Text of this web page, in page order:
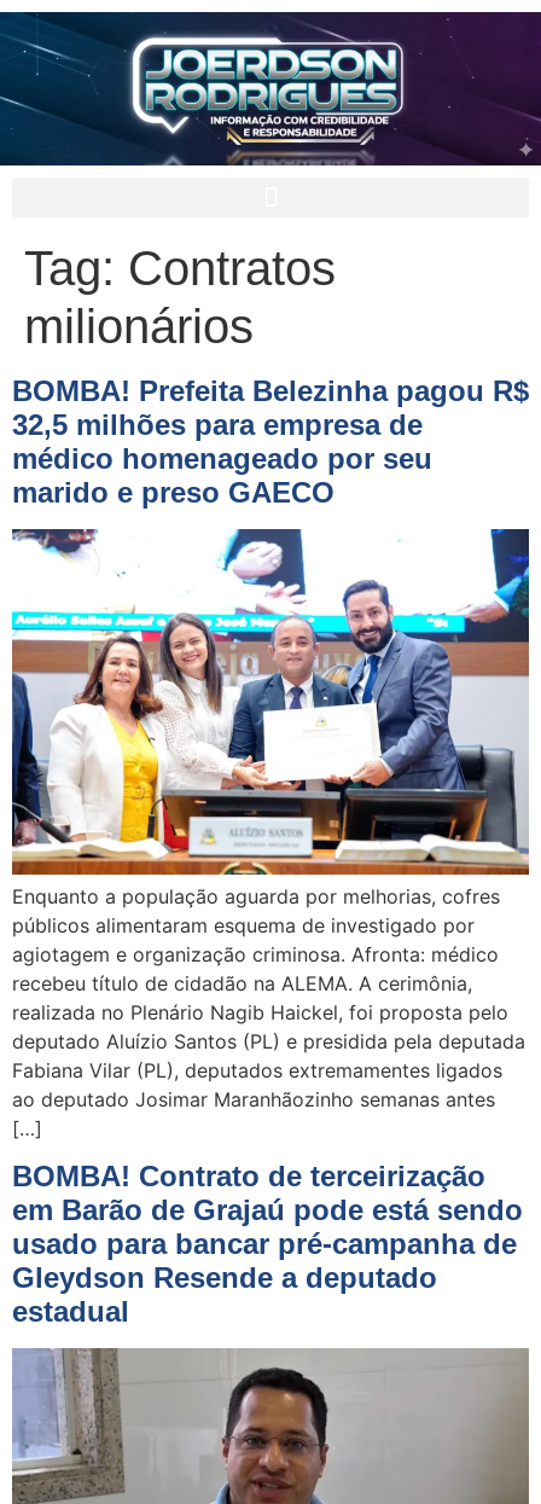
Tag: Contratos
milionários
BOMBA! Prefeita Belezinha pagou R$
32,5 milhões para empresa de
médico homenageado por seu
marido e preso GAECO
Enquanto a população aguarda por melhorias, cofres
públicos alimentaram esquema de investigado por
agiotagem e organização criminosa. Afronta: médico
recebeu título de cidadão na ALEMA. A cerimônia,
realizada no Plenário Nagib Haickel, foi proposta pelo
deputado Aluízio Santos (PL) e presidida pela deputada
Fabiana Vilar (PL), deputados extremamentes ligados
ao deputado Josimar Maranhãozinho semanas antes
[…]
BOMBA! Contrato de terceirização
em Barão de Grajaú pode está sendo
usado para bancar pré-campanha de
Gleydson Resende a deputado
estadual